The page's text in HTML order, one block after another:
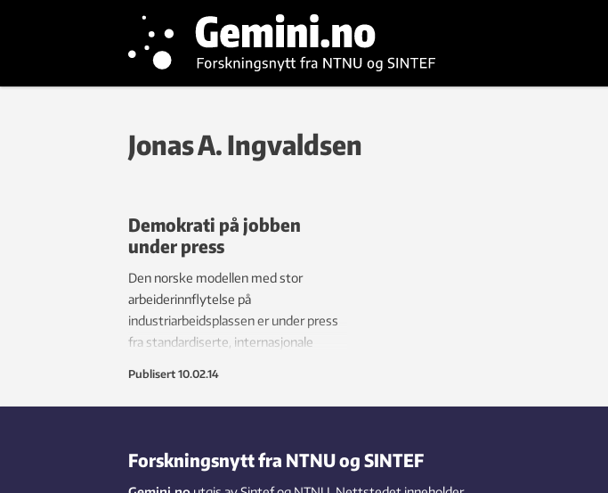
Jonas A. Ingvaldsen
Demokrati på jobben
under press
Den norske modellen med stor
arbeiderinnflytelse på
industriarbeidsplassen er under press
fra standardiserte, internasjonale
industrielt demokrati forvitrer.
Publisert 10.02.14
Forskningsnytt fra NTNU og SINTEF